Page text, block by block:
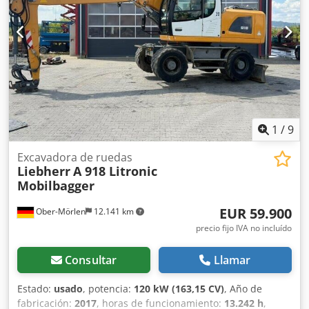
1 /9
Ober-Mörlen 12.141 km
Excavadora de ruedas
LiebherrA 918 Litronic
Mobilbagger
EUR 59.900
precio fijo IVA no incluído
Consultar Llamar
Estado: usado, potencia: 120 kW (163,15 CV), Año de
fabricación: 2017, horas de funcionamiento: 13.242 h,